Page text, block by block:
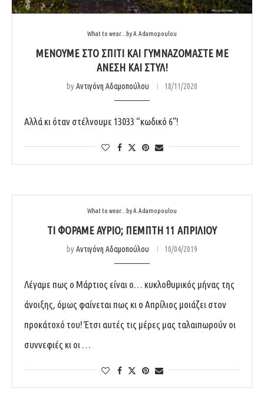
What to wear...by A.Adamopoulou
ΜΈΝΟΥΜΕ ΣΤΟ ΣΠΊΤΙ ΚΑΙ ΓΥΜΝΑΖΌΜΑΣΤΕ ΜΕ
ΆΝΕΣΗ ΚΑΙ ΣΤΥΛ!
byΑντιγόνη Αδαμοπούλου 18/11/2020
Αλλά κι όταν στέλνουμε 13033 “κωδικό 6”!
What to wear...by A.Adamopoulou
ΤΙ ΦΟΡΆΜΕ ΑΎΡΙΟ; ΠΈΜΠΤΗ 11 ΑΠΡΙΛΊΟΥ
byΑντιγόνη Αδαμοπούλου 10/04/2019
Λέγαμε πως ο Μάρτιος είναι ο… κυκλοθυμικός μήνας της
άνοιξης, όμως φαίνεται πως κι ο Απρίλιος μοιάζει στον
προκάτοχό του! Έτσι αυτές τις μέρες μας ταλαιπωρούν οι
συννεφιές κι οι …